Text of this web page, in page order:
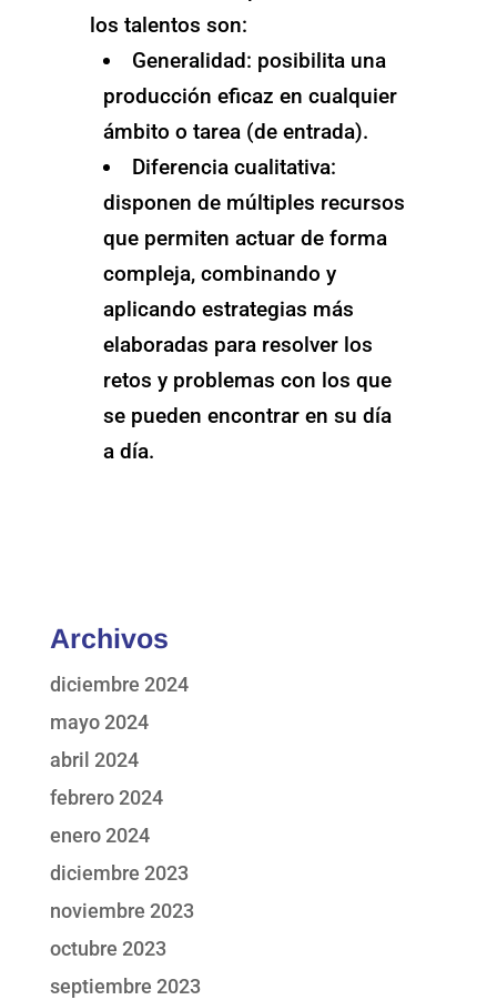
los talentos son:
Generalidad: posibilita una
producción eficaz en cualquier
ámbito o tarea (de entrada).
Diferencia cualitativa:
disponen de múltiples recursos
que permiten actuar de forma
compleja, combinando y
aplicando estrategias más
elaboradas para resolver los
retos y problemas con los que
se pueden encontrar en su día
a día.
Archivos
diciembre 2024
mayo 2024
abril 2024
febrero 2024
enero 2024
diciembre 2023
noviembre 2023
octubre 2023
septiembre 2023